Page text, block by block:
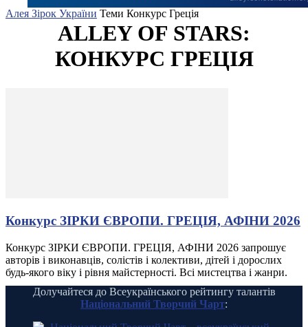
Алея Зірок України Теми Конкурс Греція
ALLEY OF STARS:
КОНКУРС ГРЕЦІЯ
Конкурс ЗІРКИ ЄВРОПИ. ГРЕЦІЯ, АФІНИ 2026
Конкурс ЗІРКИ ЄВРОПИ. ГРЕЦІЯ, АФІНИ 2026 запрошує
авторів і виконавців, солістів і колективи, дітей і дорослих
будь-якого віку і рівня майстерності. Всі мистецтва і жанри.
Долучайтеся до Всеукраїнського рейтингу талантів
Національний Творчий Чарт: